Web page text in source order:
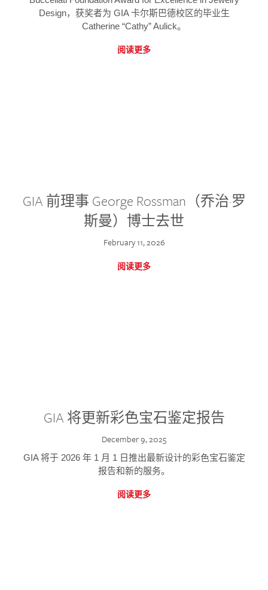
Design，获奖者为 GIA 卡尔斯巴德校区的毕业生
Catherine “Cathy” Aulick。
阅读更多
GIA 前理事 George Rossman（乔治·罗
斯曼）博士去世
February 11, 2026
阅读更多
GIA 将更新彩色宝石鉴定报告
December 9, 2025
GIA 将于 2026 年 1 月 1 日推出最新设计的彩色宝石鉴定
报告和新的服务。
阅读更多